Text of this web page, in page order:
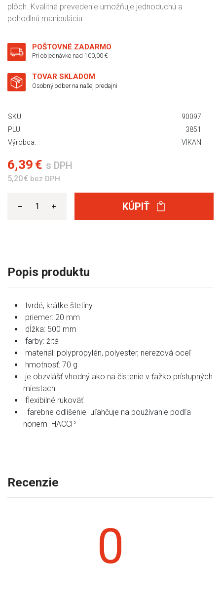
plôch. Kvalitné prevedenie umožňuje jednoduchú a
pohodlnú manipuláciu.
POŠTOVNÉ ZADARMO
Pri objednávke nad 100,00 €
TOVAR SKLADOM
Osobný odber na našej predajni
SKU:
90097
PLU:
3851
Výrobca:
VIKAN
6,39 € s DPH
5,20 € bez DPH
KÚPIŤ
Popis produktu
tvrdé, krátke štetiny
priemer: 20 mm
dĺžka: 500 mm
farby: žltá
materiál: polypropylén, polyester, nerezová oceľ
hmotnosť: 70 g
je obzvlášť vhodný ako na čistenie v ťažko prístupných
miestach
flexibilné rukoväť
farebne odlíšenie uľahčuje na používanie podľa
noriem HACCP
Recenzie
0